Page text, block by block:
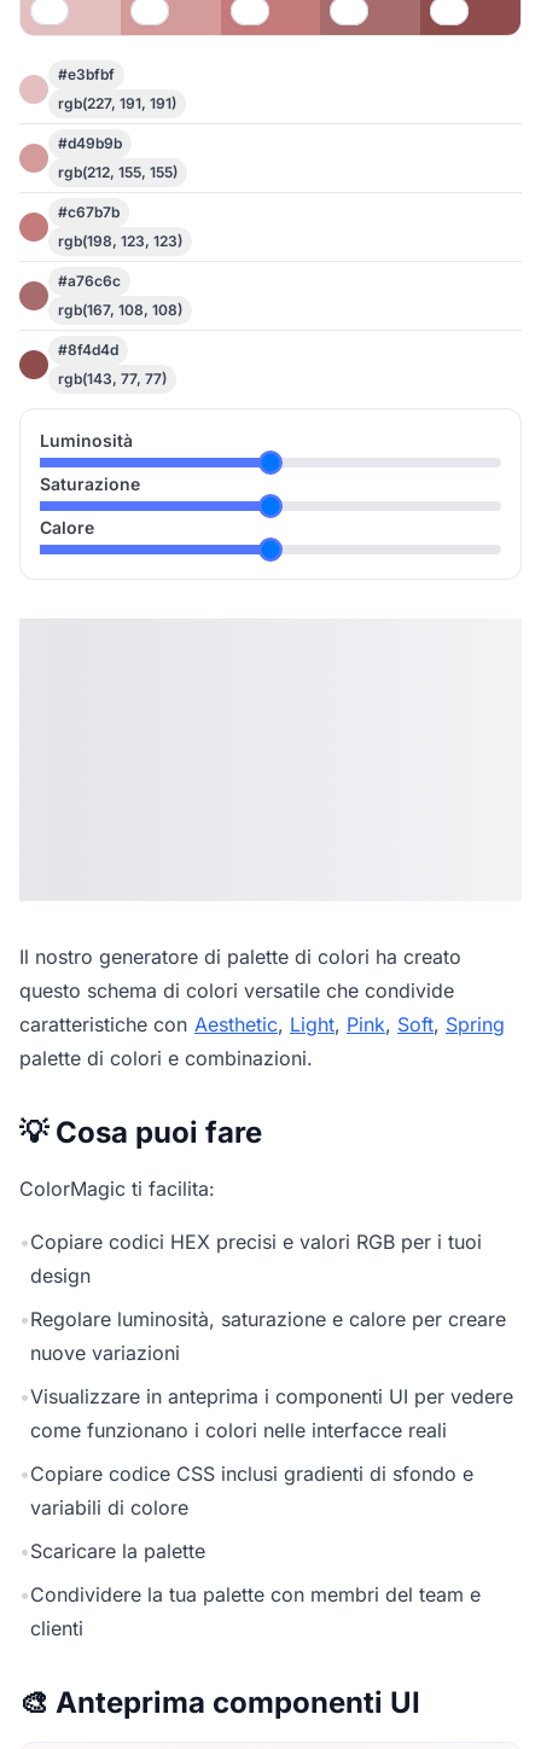
#e3bfbf
rgb(227, 191, 191)
#d49b9b
rgb(212, 155, 155)
#c67b7b
rgb(198, 123, 123)
#a76c6c
rgb(167, 108, 108)
#8f4d4d
rgb(143, 77, 77)
Luminosità
Saturazione
Calore
Il nostro generatore di palette di colori ha creato
questo schema di colori versatile che condivide
caratteristiche con Aesthetic, Light, Pink, Soft, Spring
palette di colori e combinazioni.
💡 Cosa puoi fare
ColorMagic ti facilita:
•Copiare codici HEX precisi e valori RGB per i tuoi
design
•Regolare luminosità, saturazione e calore per creare
nuove variazioni
•Visualizzare in anteprima i componenti UI per vedere
come funzionano i colori nelle interfacce reali
•Copiare codice CSS inclusi gradienti di sfondo e
variabili di colore
•Scaricare la palette
•Condividere la tua palette con membri del team e
clienti
🎨 Anteprima componenti UI